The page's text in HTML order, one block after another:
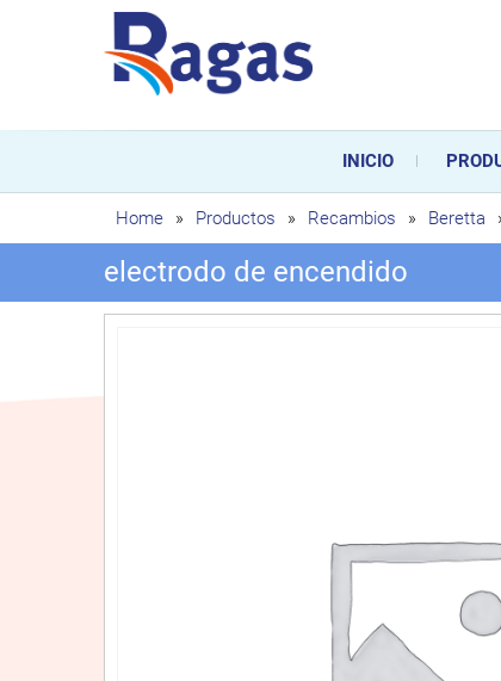
Ragas
Ragas S.L es una
durante toda la vida
INICIO
Home » Productos » Recambios » Beretta
electrodo de encendido